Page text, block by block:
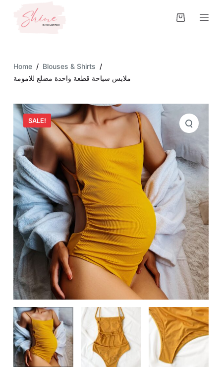
o
o
n
Home / Blouses & Shirts /
ملابس سباحة قطعة واحدة مضلع للامومة
SALE!